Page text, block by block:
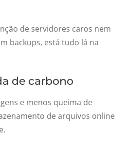
de servidores caros nem
backups, está tudo lá na
de carbono
e menos queima de
de arquivos online